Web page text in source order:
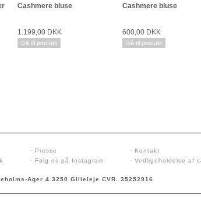
Cashmere bluse
1.199,00 DKK
Gå til produkt
Cashmere bluse
600,00 DKK
Gå til produkt
· Presse · Kontakt
· Følg os på Instagram · Vedligeholdelse af
Ager 4 3250 Gilleleje CVR. 35252916